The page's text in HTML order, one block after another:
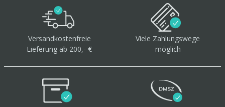
Versandkostenfreie
Lieferung ab 200,- €
Viele Zahlungswege
möglich